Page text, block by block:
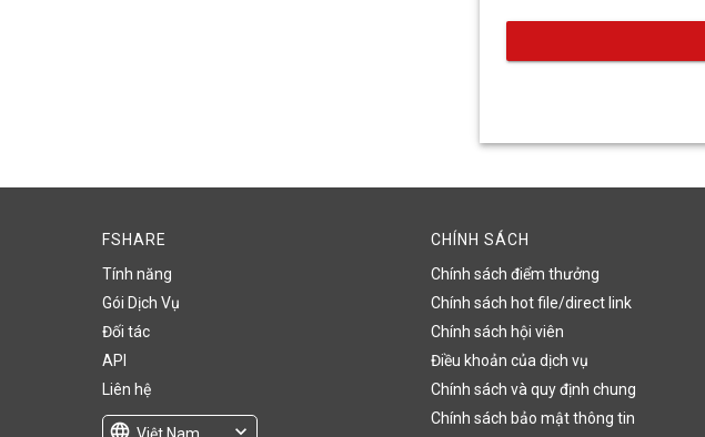
FSHARE
Tính năng
Gói Dịch Vụ
Đối tác
API
Liên hệ
language Việt Nam expand_more
CHÍNH SÁCH
Chính sách điểm thưởng
Chính sách hot file/direct link
Chính sách hội viên
Điều khoản của dịch vụ
Chính sách và quy định chung
Chính sách bảo mật thông tin